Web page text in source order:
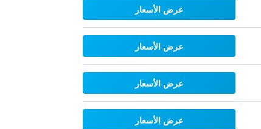
عرض الأسعار
عرض الأسعار
عرض الأسعار
عرض الأسعار